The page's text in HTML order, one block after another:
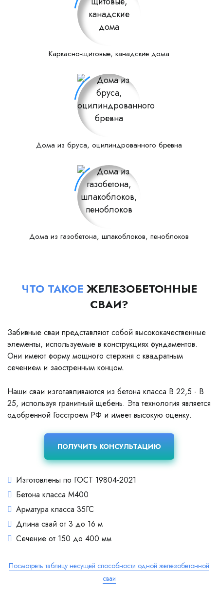
Каркасно-щитовые, канадские дома
Дома из бруса, оцилиндрованного бревна
Дома из газобетона, шлакоблоков, пеноблоков
ЧТО ТАКОЕ ЖЕЛЕЗОБЕТОННЫЕ
СВАИ?
Забивные сваи представляют собой высококачественные
элементы, используемые в конструкциях фундаментов.
Они имеют форму мощного стержня с квадратным
сечением и заостренным концом.
Наши сваи изготавливаются из бетона класса В 22,5 - В
25, используя гранитный щебень. Эта технология является
одобренной Госстроем РФ и имеет высокую оценку.
ПОЛУЧИТЬ КОНСУЛЬТАЦИЮ
Изготовлены по ГОСТ 19804-2021
Бетона класса М400
Арматура класса 35ГС
Длина свай от 3 до 16 м
Сечение от 150 до 400 мм
Посмотреть таблицу несущей способности одной железобетонной
сваи